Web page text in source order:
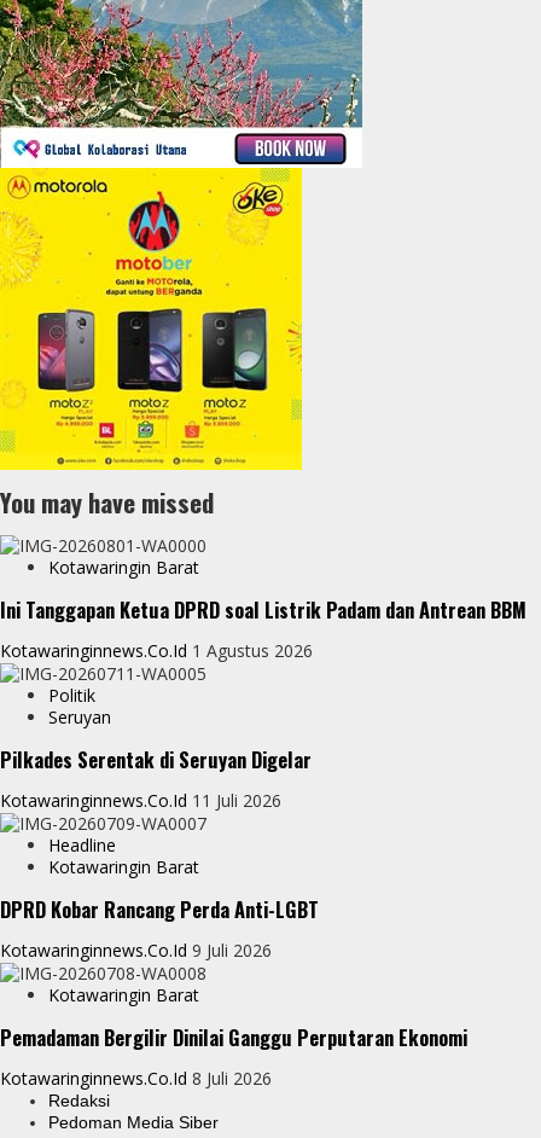
You may have missed
Kotawaringin Barat
Ini Tanggapan Ketua DPRD soal Listrik Padam dan Antrean BBM
Kotawaringinnews.co.id 1 Agustus 2026
Politik
Seruyan
Pilkades Serentak di Seruyan Digelar
Kotawaringinnews.co.id 11 Juli 2026
Headline
Kotawaringin Barat
DPRD Kobar Rancang Perda Anti-LGBT
Kotawaringinnews.co.id 9 Juli 2026
Kotawaringin Barat
Pemadaman Bergilir Dinilai Ganggu Perputaran Ekonomi
Kotawaringinnews.co.id 8 Juli 2026
Redaksi
Pedoman Media Siber